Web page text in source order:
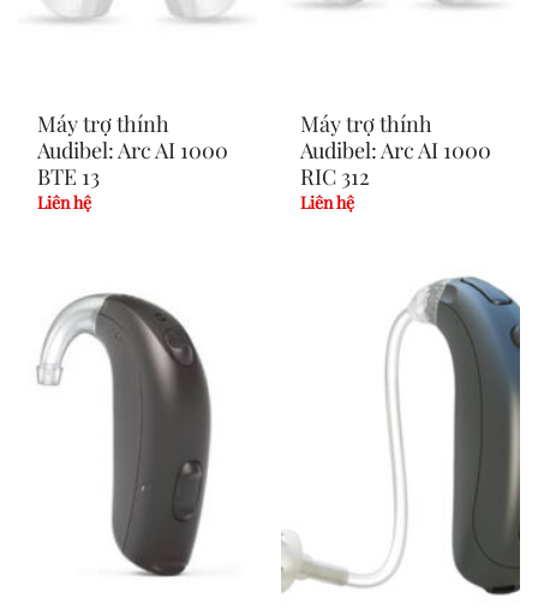
Máy trợ thính
Audibel: Arc AI 1000
BTE 13
Liên hệ
Máy trợ thính
Audibel: Arc AI 1000
RIC 312
Liên hệ